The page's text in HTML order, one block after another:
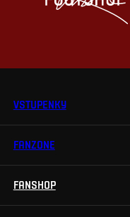
VSTUPENKY
Vstupenky
FANZONE
Sparta UNLIMITED.
FANSHOP